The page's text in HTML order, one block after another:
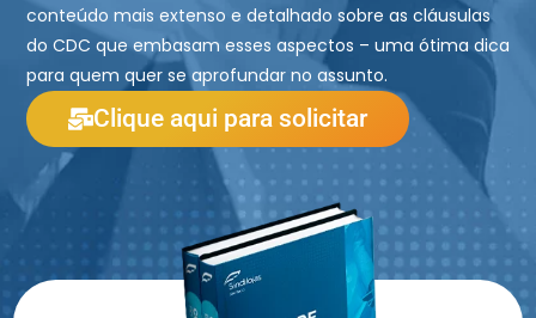
conteúdo mais extenso e detalhado sobre as cláusulas
do CDC que embasam esses aspectos – uma ótima dica
para quem quer se aprofundar no assunto.
Clique aqui para solicitar